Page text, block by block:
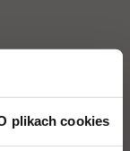
plikach cookies